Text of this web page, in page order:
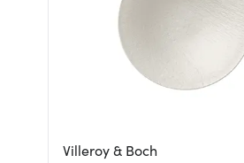
Villeroy & Boch